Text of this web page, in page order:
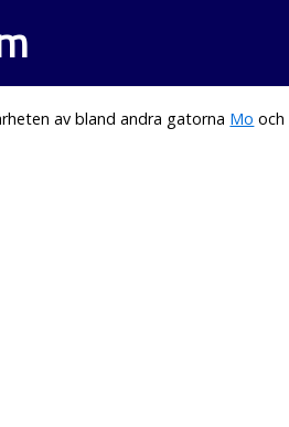
av bland andra gatorna Mo och